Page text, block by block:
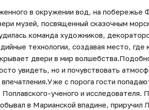
в окружении вод, на побережье
музей, посвященный сказочным
команда художников,
технологии, создавая место,
двери в мир
увидеть, но и почувствовать
с порога гости
ученого и исследователя.
в Марианской впадине, приручил